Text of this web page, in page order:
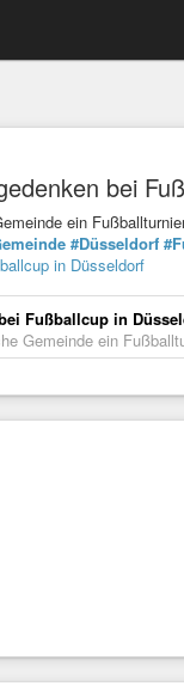
bei
ein
#Düsseldorf
in Düsseldorf
Fußballcup in
Gemeinde ein